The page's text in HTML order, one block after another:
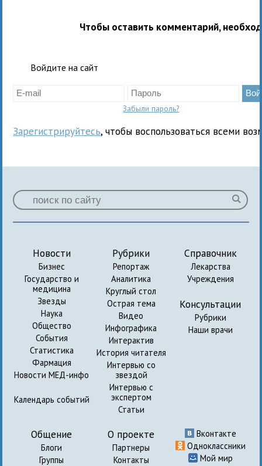
Чтобы оставить комментарий,
Войдите на сайт
Забыли пароль?
Зарегистрируйтесь, чтобы воспользоваться всеми
Новости
Бизнес
Государство и
медицина
Звезды
Наука
Общество
События
Статистика
Фармация
Новости МЕД-инфо
Календарь событий
Рубрики
Репортаж
Аналитика
Круглый стол
Острая тема
Видео
Инфографика
Интерактив
История читателя
Интервью со
звездой
Интервью с
экспертом
Статьи
Справочник
Лекарства
Учреждения
Консультации
Рубрики
Наши врачи
Общение
Блоги
Группы
О проекте
Партнеры
Контакты
Вконтакте
Одноклассники
Мой мир